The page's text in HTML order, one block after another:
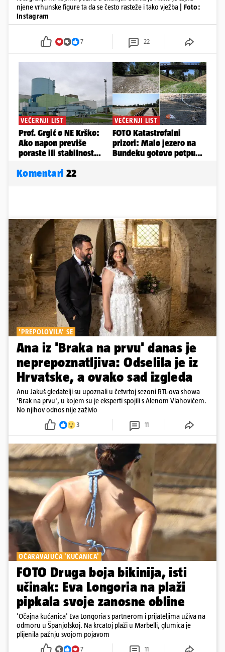
njene vrhunske figure ta da se često rasteže i tako vježba
| Foto:
Instagram
7 22
Komentari 22
'PREPOLOVILA' SE
Ana iz 'Braka na prvu' danas je
neprepoznatljiva: Odselila je iz
Hrvatske, a ovako sad izgleda
Anu Jakuš gledatelji su upoznali u četvrtoj sezoni RTL-ova showa
'Brak na prvu', u kojem su je eksperti spojili s Alenom Vlahovićem.
No njihov odnos nije zaživio
3 11
OČARAVAJUĆA 'KUĆANICA'
FOTO Druga boja bikinija, isti
učinak: Eva Longoria na plaži
pipkala svoje zanosne obline
'Očajna kućanica' Eva Longoria s partnerom i prijateljima uživa na
odmoru u Španjolskoj. Na krcatoj plaži u Marbelli, glumica je
plijenila pažnju svojom pojavom
7 11